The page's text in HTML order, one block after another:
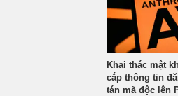
Khai thác mật
cắp thông tin
tán mã độc lên